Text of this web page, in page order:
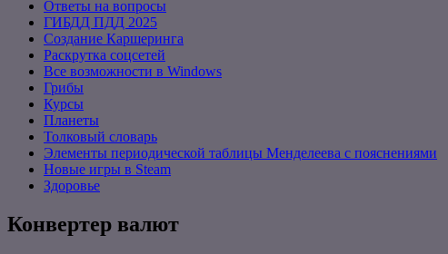
Ответы на вопросы
ГИБДД ПДД 2025
Создание Каршеринга
Раскрутка соцсетей
Все возможности в Windows
Грибы
Курсы
Планеты
Толковый словарь
Элементы периодической таблицы Менделеева с пояснениями
Новые игры в Steam
Здоровье
Конвертер валют